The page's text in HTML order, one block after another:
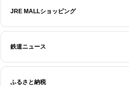
JRE MALLショッピング
鉄道ニュース
ふるさと納税